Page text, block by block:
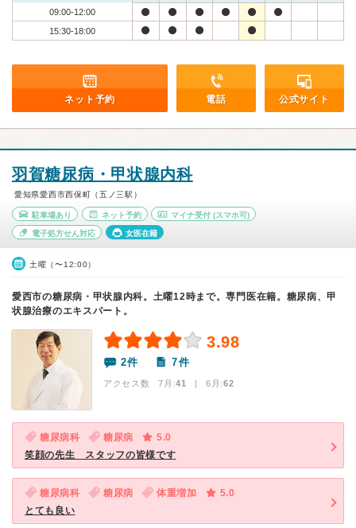
09:00-12:00
15:30-18:00
ネット予約 電話 公式サイト
羽賀糖尿病・甲状腺内科
愛知県愛西市西保町（五ノ三駅）
駐車場あり ネット予約 マイナ受付 (スマホ可)
電子処方せん対応 女医在籍
土曜（〜12:00）
愛西市の糖尿病・甲状腺内科。土曜12時まで。専門医在籍。糖尿病、甲
状腺治療のエキスパート。
3.98
2件 7件
アクセス数 7月:41 | 6月:62
糖尿病科 糖尿病
5.0
笑顔の先生 スタッフの皆様です
糖尿病科 糖尿病 体重増加
5.0
とても良い